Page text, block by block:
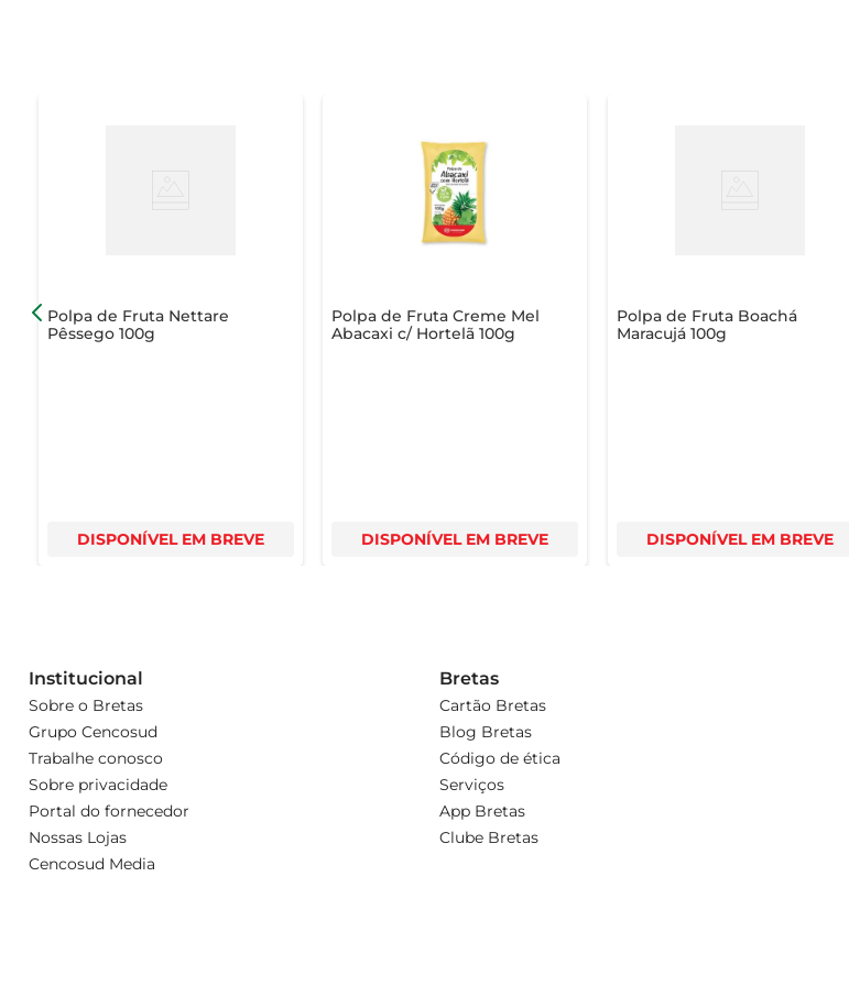
Polpa de Fruta Nettare
Pêssego 100g
DISPONÍVEL EM BREVE
Polpa de Fruta Creme Mel
Abacaxi c/ Hortelã 100g
DISPONÍVEL EM BREVE
Polpa de Fruta Boachá
Maracujá 100g
DISPONÍVEL EM BREVE
Institucional
Sobre o Bretas
Grupo Cencosud
Trabalhe conosco
Sobre privacidade
Portal do fornecedor
Nossas Lojas
Cencosud Media
Bretas
Cartão Bretas
Blog Bretas
Código de ética
Serviços
App Bretas
Clube Bretas